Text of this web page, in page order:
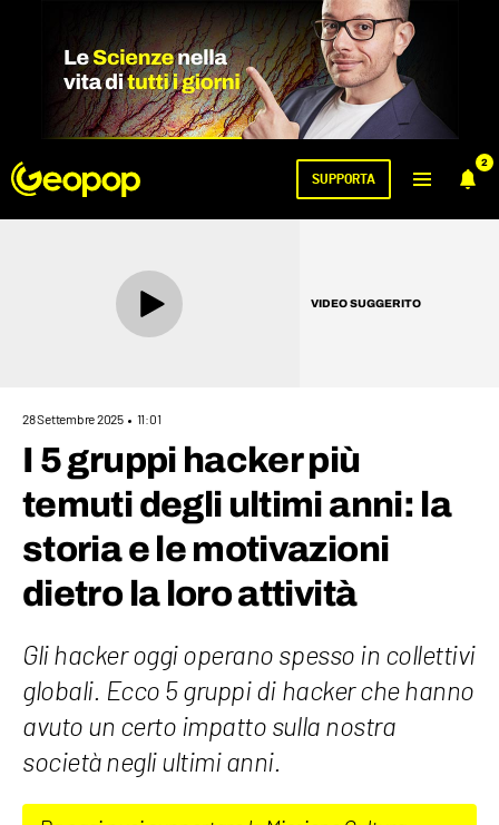
2
SUPPORTA
VIDEO SUGGERITO
28 Settembre 2025 11:01
I 5 gruppi hacker più
temuti degli ultimi anni: la
storia e le motivazioni
dietro la loro attività
Gli hacker oggi operano spesso in collettivi
globali. Ecco 5 gruppi di hacker che hanno
avuto un certo impatto sulla nostra
società negli ultimi anni.